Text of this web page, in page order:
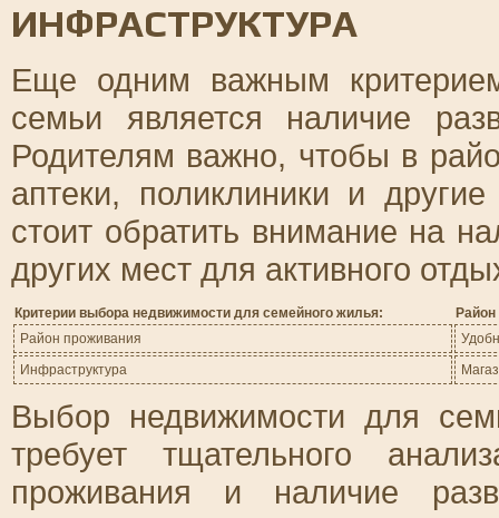
ИНФРАСТРУКТУРА
Еще одним важным
семьи является наличие
Родителям важно, чтобы в
аптеки, поликлиники и
стоит обратить внимание на
других мест для активного
Критерии выбора недвижимости для семейного жилья:
Район проживания
Инфраструктура
Выбор недвижимости для
требует тщательного
проживания и наличие